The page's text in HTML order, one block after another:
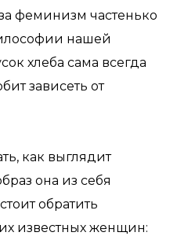
феминизм частенько
нашей
хлеба сама всегда
зависеть от
как выглядит
она из себя
обратить
известных женщин: